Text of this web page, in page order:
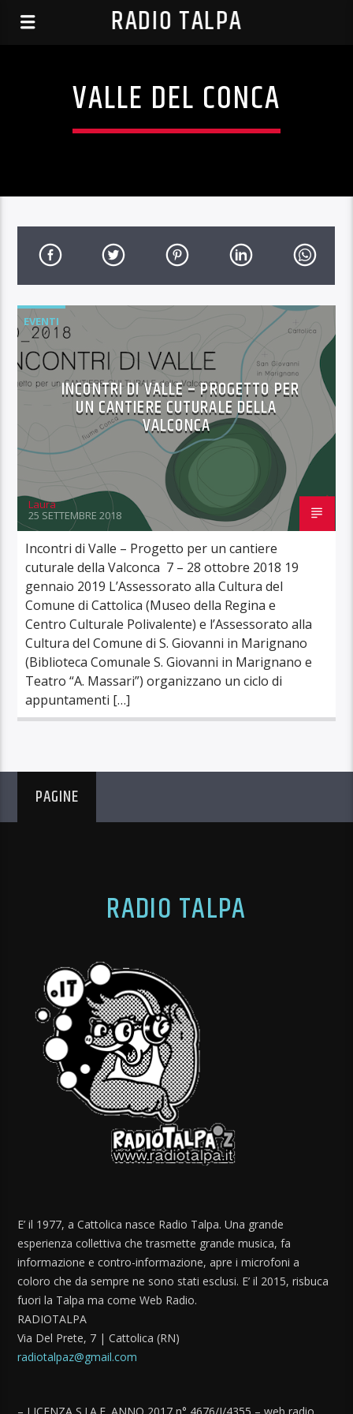
RADIO TALPA
VALLE DEL CONCA
EVENTI
INCONTRI DI VALLE – PROGETTO PER
UN CANTIERE CUTURALE DELLA
VALCONCA
Laura
25 SETTEMBRE 2018
Incontri di Valle – Progetto per un cantiere
cuturale della Valconca 7 – 28 ottobre 2018 19
gennaio 2019 L’Assessorato alla Cultura del
Comune di Cattolica (Museo della Regina e
Centro Culturale Polivalente) e l’Assessorato alla
Cultura del Comune di S. Giovanni in Marignano
(Biblioteca Comunale S. Giovanni in Marignano e
Teatro “A. Massari”) organizzano un ciclo di
appuntamenti […]
PAGINE
RADIO TALPA
E’ il 1977, a Cattolica nasce Radio Talpa. Una grande
esperienza collettiva che trasmette grande musica, fa
informazione e contro-informazione, apre i microfoni a
coloro che da sempre ne sono stati esclusi. E’ il 2015, risbuca
fuori la Talpa ma come Web Radio.
RADIOTALPA
Via Del Prete, 7 | Cattolica (RN)
radiotalpaz@gmail.com